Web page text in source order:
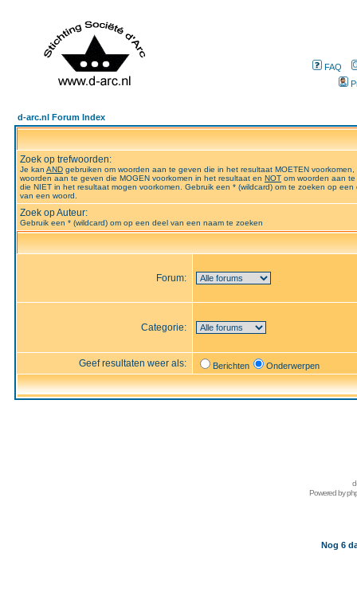
FAQ
d-arc.nl Forum Index
Zoek op trefwoorden:
Je kan AND gebruiken om woorden aan te geven die in het resultaat MOETEN voorkomen,
woorden aan te geven die MOGEN voorkomen in het resultaat en NOT om woorden aan
die NIET in het resultaat mogen voorkomen. Gebruik een * (wildcard) om te zoeken op een
van een woord.
Zoek op Auteur:
Gebruik een * (wildcard) om op een deel van een naam te zoeken
Forum:
Categorie:
Geef resultaten weer als: Berichten Onderwerpen
Powered by
Nog 6